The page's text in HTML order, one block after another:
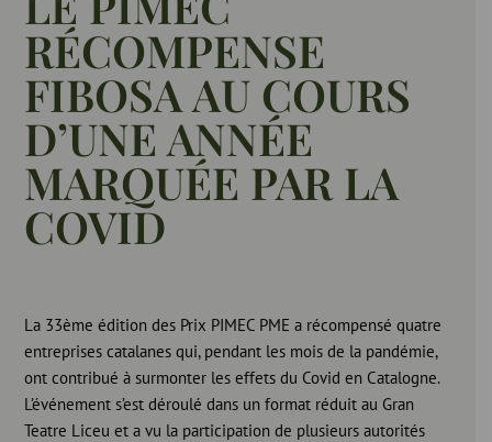
RÉCOMPENSE
FIBOSA AU COURS
D’UNE ANNÉE
MARQUÉE PAR LA
COVID
La 33ème édition des Prix PIMEC PME a récompensé quatre
entreprises catalanes qui, pendant les mois de la pandémie,
ont contribué à surmonter les effets du Covid en Catalogne.
L’événement s’est déroulé dans un format réduit au Gran
Teatre Liceu et a vu la participation de plusieurs autorités